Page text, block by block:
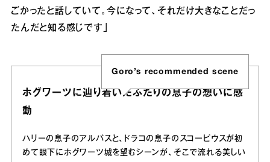
ごかったと話していて。今になって、それだけ大きなことだっ
たんだと知る感じです」
Goro’s recommended scene
ホグワーツに辿り着いたふたりの息子の想いに感
動
ハリーの息子のアルバスと、ドラコの息子のスコーピウスが初
めて眼下にホグワーツ城を望むシーンが、そこで流れる美しい